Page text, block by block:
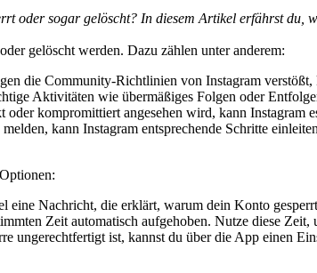
oder sogar gelöscht? In diesem Artikel erfährst
gelöscht werden. Dazu zählen unter anderem:
die Community-Richtlinien von Instagram
Aktivitäten wie übermäßiges Folgen oder
oder kompromittiert angesehen wird, kann Instagram
kann Instagram entsprechende Schritte
eine Nachricht, die erklärt, warum dein Konto
Zeit automatisch aufgehoben. Nutze diese
ungerechtfertigt ist, kannst du über die App einen